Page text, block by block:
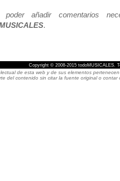
poder añadir comentarios
.
Copyright © 2008-2015 todoMUSICALES.
de esta web y de sus elementos
del contenido sin citar la fuente original o